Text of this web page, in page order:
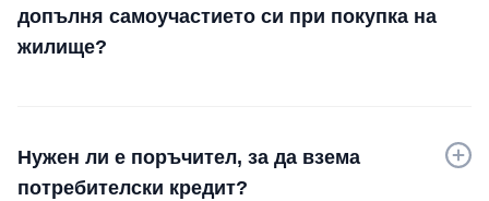
допълня самоучастието си при покупка на
жилище?
Нужен ли е поръчител, за да взема
потребителски кредит?